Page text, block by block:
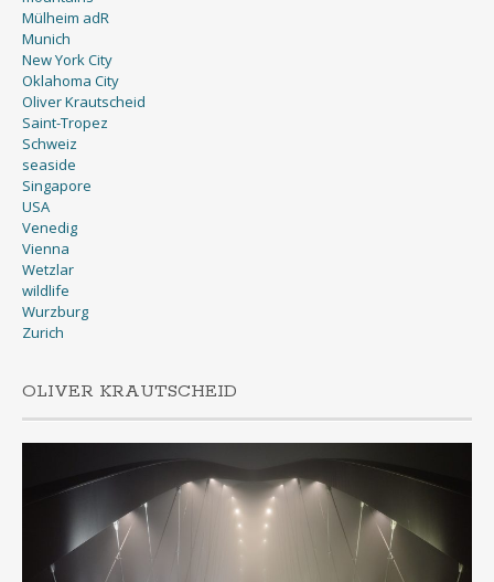
Mülheim adR
Munich
New York City
Oklahoma City
Oliver Krautscheid
Saint-Tropez
Schweiz
seaside
Singapore
USA
Venedig
Vienna
Wetzlar
wildlife
Wurzburg
Zurich
OLIVER KRAUTSCHEID